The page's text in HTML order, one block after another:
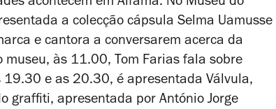
a colecção cápsula Selma Uamusse
e cantora a conversarem acerca da
às 11.00, Tom Farias fala sobre
e as 20.30, é apresentada Válvula,
graffiti, apresentada por António Jorge